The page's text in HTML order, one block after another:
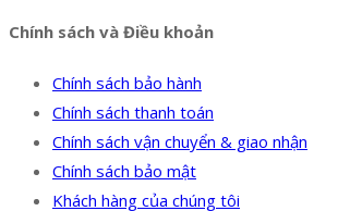
Chính sách và Điều khoản
Chính sách bảo hành
Chính sách thanh toán
Chính sách vận chuyển & giao nhận
Chính sách bảo mật
Khách hàng của chúng tôi